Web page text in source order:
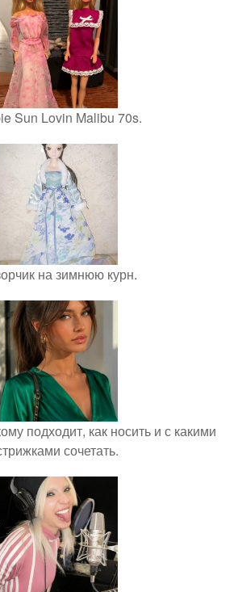
Sun Lovin Malibu 70s.
на зимнюю курн.
подходит, как носить и с какими
сочетать.